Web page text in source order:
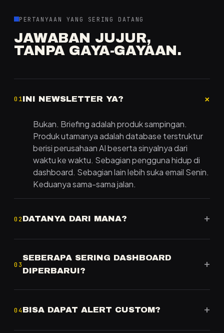
PERTANYAAN YANG SERING DATANG
JAWABAN JUJUR,
TANPA GAYA-GAYAAN.
01INI NEWSLETTER YA? +
Bukan. Briefing adalah produk sampingan.
Produk utamanya adalah database terstruktur
berisi perusahaan AI beserta sinyalnya dari
waktu ke waktu. Sebagian pengguna hidup di
dashboard. Sebagian lain lebih suka email Senin.
Keduanya sama-sama jalan.
02DATANYA DARI MANA? +
03
SEBERAPA SERING DASHBOARD
DIPERBARUI?
+
04BISA DAPAT ALERT CUSTOM? +